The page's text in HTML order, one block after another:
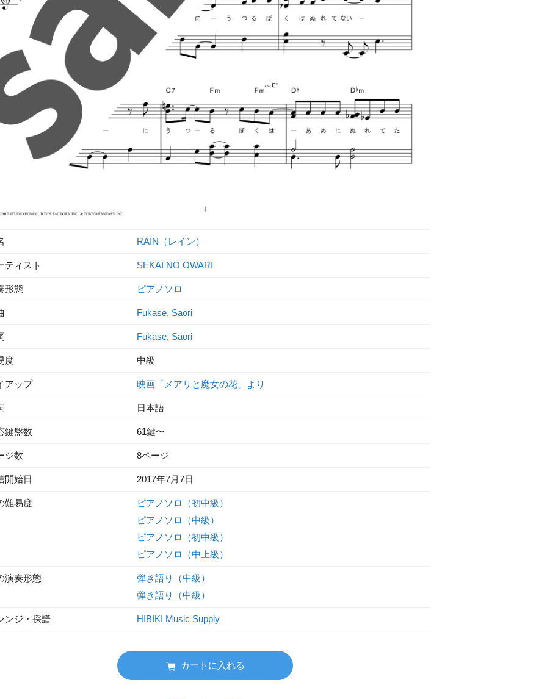
RAIN（レイン）
ティスト SEKAI NO OWARI
形態 ピアノソロ
Fukase, Saori
Fukase, Saori
度 中級
アップ 映画「メアリと魔女の花」より
日本語
鍵盤数 61鍵〜
ジ数 8ページ
開始日 2017年7月7日
難易度
ピアノソロ（初中級）
ピアノソロ（中級）
ピアノソロ（初中級）
ピアノソロ（中上級）
演奏形態
弾き語り（中級）
弾き語り（中級）
ンジ・採譜 HIBIKI Music Supply
カートに入れる